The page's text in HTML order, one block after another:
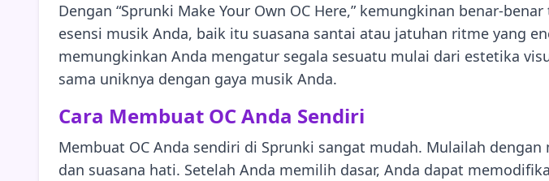
Dengan “Sprunki Make Your Own OC Here,” kemungkinan benar-
esensi musik Anda, baik itu suasana santai atau jatuhan ritme yang
memungkinkan Anda mengatur segala sesuatu mulai dari estetika
sama uniknya dengan gaya musik Anda.
Cara Membuat OC Anda Sendiri
Membuat OC Anda sendiri di Sprunki sangat mudah. Mulailah
dan suasana hati. Setelah Anda memilih dasar, Anda dapat